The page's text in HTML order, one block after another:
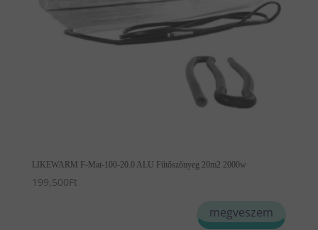
LIKEWARM F-Mat-100-20.0 ALU Fűtőszőnyeg 20m2 2000w
199,500Ft
megveszem